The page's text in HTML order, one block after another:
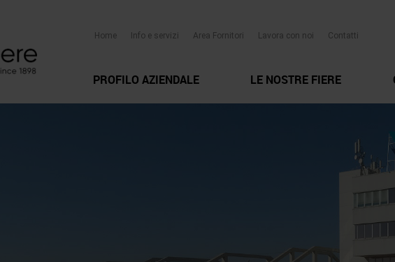
Home Info e servizi Area Fornitori Lavora con noi Contatti
PROFILO AZIENDALE LE NOSTRE FIERE